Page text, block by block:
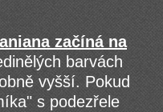
začíná na
barvách
vyšší. Pokud
s podezřele